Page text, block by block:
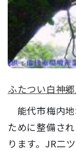
ふたつい白神
能代市梅内地
ために整備さ
ります。JR二